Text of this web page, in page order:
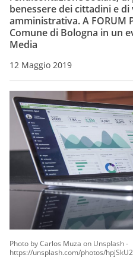
benessere dei cittadini e di
amministrativa. A FORUM
Comune di Bologna in un
Media
12 Maggio 2019
Photo by Carlos Muza on Unsplash -
https://unsplash.com/photos/